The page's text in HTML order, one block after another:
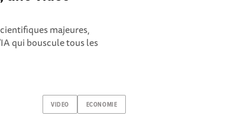
majeures,
qui bouscule tous les
VIDEO ECONOMIE